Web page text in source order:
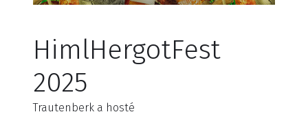
HimlHergotFest
2025
Trautenberk a hosté